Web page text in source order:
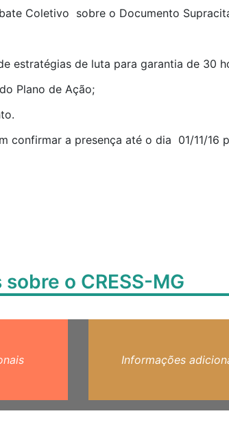
Coletivo sobre o Documento
estratégias de luta para garantia de 30
Plano de Ação;
confirmar a presença até o dia 01/11/16
o CRESS-MG
Informações